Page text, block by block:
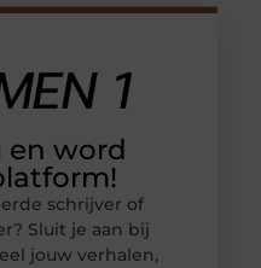
en word
schrijver of
Sluit je aan bij
jouw verhalen,